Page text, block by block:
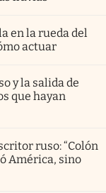
en la rueda del
actuar
y la salida de
que hayan
ruso: “Colón
América, sino